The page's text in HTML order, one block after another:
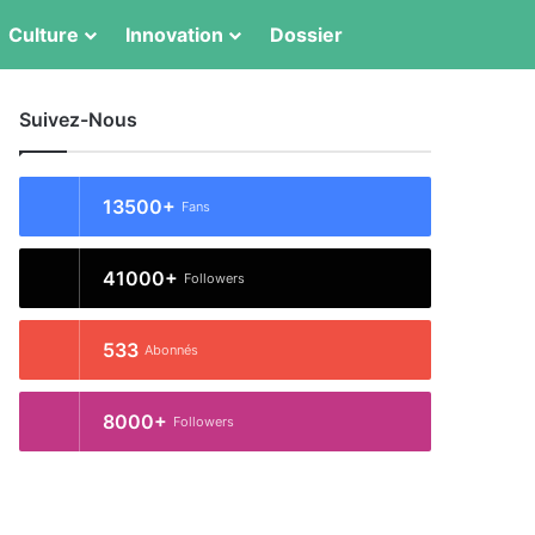
Culture Innovation Dossier
Suivez-Nous
13500+ Fans
41000+ Followers
533 Abonnés
8000+ Followers